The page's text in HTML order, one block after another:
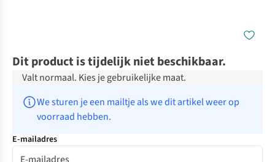
Dit product is tijdelijk niet beschikbaar.
Valt normaal. Kies je gebruikelijke maat.
We sturen je een mailtje als we dit artikel weer op
voorraad hebben.
E-mailadres